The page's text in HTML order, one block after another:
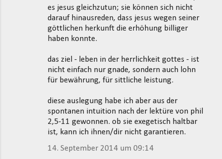
es jesus gleichzutun; sie können sich nicht
darauf hinausreden, dass jesus wegen seiner
göttlichen herkunft die erhöhung billiger
haben konnte.
das ziel - leben in der herrlichkeit gottes - ist
nicht einfach nur gnade, sondern auch lohn
für bewährung, für sittliche leistung.
diese auslegung habe ich aber aus der
spontanen intuition nach der lektüre von phil
2,5-11 gewonnen. ob sie exegetisch haltbar
ist, kann ich ihnen/dir nicht garantieren.
14. September 2014 um 09:14